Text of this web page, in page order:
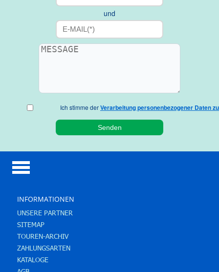
und
Ich stimme derVerarbeitung personenbezogener Daten zu
INFORMATIONEN
UNSERE PARTNER
SITEMAP
TOUREN-ARCHIV
ZAHLUNGSARTEN
KATALOGE